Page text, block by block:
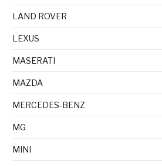
LAND ROVER
LEXUS
MASERATI
MAZDA
MERCEDES-BENZ
MG
MINI